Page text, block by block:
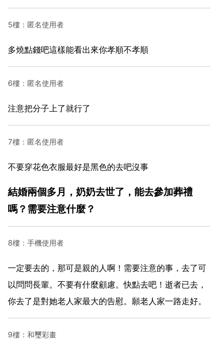
5樓：匿名使用者
多燒點錢吧這樣能看出來你孝順不孝順
6樓：匿名使用者
注意把分子上了就行了
7樓：匿名使用者
不要穿花色衣服最好是黑色的去吧沒事
結婚兩個多月，奶奶去世了，能去參加葬禮
嗎？需要注意什麼？
8樓：手機使用者
一定要去的，那可是親的人啊！需要注意的事，去了可
以問問長輩。不要有什麼顧慮。快點去吧！逝者已去，
你去了是對她老人家最大的告慰。願老人家一路走好。
9樓：和璽彩畫